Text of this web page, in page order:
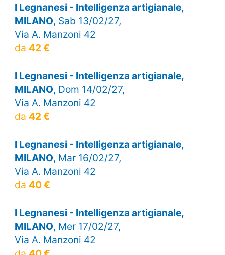
I Legnanesi - Intelligenza artigianale,
MILANO, Sab 13/02/27,
Via A. Manzoni 42
da 42 €
I Legnanesi - Intelligenza artigianale,
MILANO, Dom 14/02/27,
Via A. Manzoni 42
da 42 €
I Legnanesi - Intelligenza artigianale,
MILANO, Mar 16/02/27,
Via A. Manzoni 42
da 40 €
I Legnanesi - Intelligenza artigianale,
MILANO, Mer 17/02/27,
Via A. Manzoni 42